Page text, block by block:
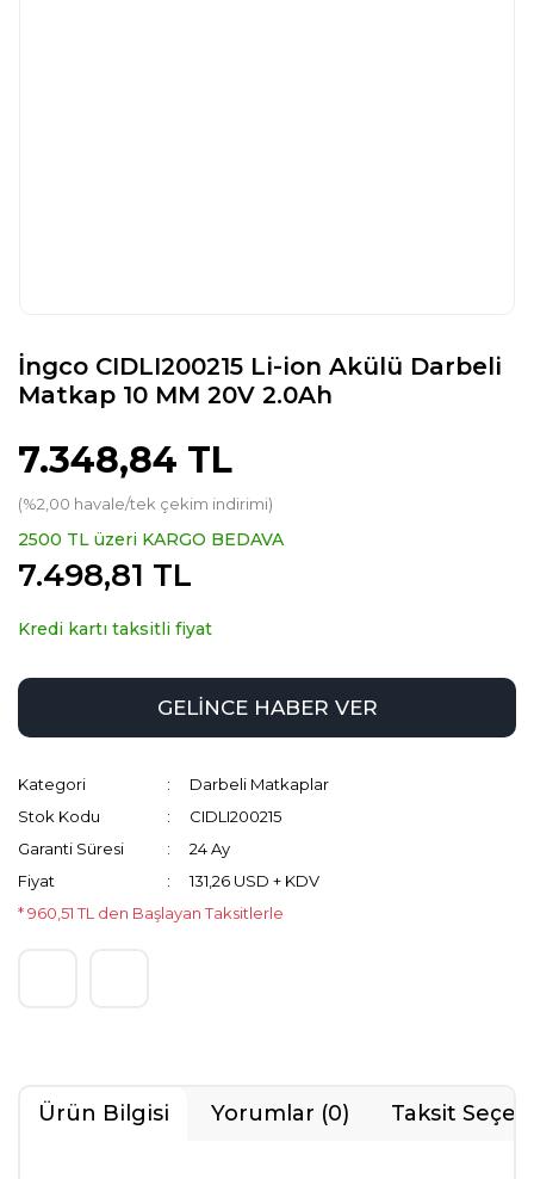
İngco CIDLI200215 Li-ion Akülü Darbeli
Matkap 10 MM 20V 2.0Ah
7.348,84 TL
(%2,00 havale/tek çekim indirimi)
2500 TL üzeri KARGO BEDAVA
7.498,81 TL
Kredi kartı taksitli fiyat
GELİNCE HABER VER
Kategori
Darbeli Matkaplar
Stok Kodu
CIDLI200215
Garanti Süresi
24 Ay
Fiyat
131,26 USD + KDV
* 960,51 TL den Başlayan Taksitlerle
Ürün Bilgisi Yorumlar (0) Taksit